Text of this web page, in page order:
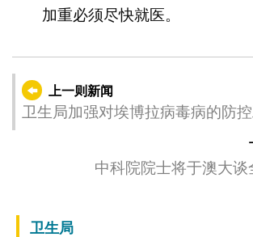
加重必须尽快就医。
上一则新闻
卫生局加强对埃博拉病毒病的防控工作
中科院院士将于澳大谈
卫生局